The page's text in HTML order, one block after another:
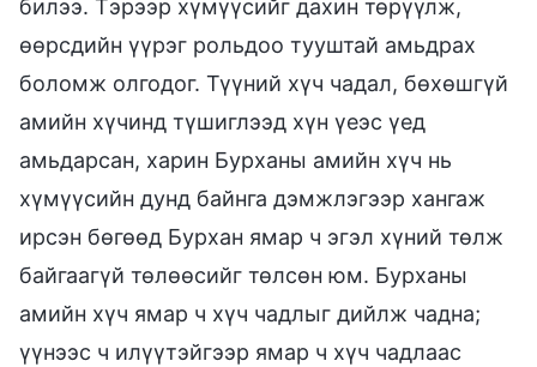
билээ. Тэрээр хүмүүсийг дахин төрүүлж,
өөрсдийн үүрэг рольдоо тууштай амьдрах
боломж олгодог. Түүний хүч чадал, бөхөшгүй
амийн хүчинд түшиглээд хүн үеэс үед
амьдарсан, харин Бурханы амийн хүч нь
хүмүүсийн дунд байнга дэмжлэгээр хангаж
ирсэн бөгөөд Бурхан ямар ч эгэл хүний төлж
байгаагүй төлөөсийг төлсөн юм. Бурханы
амийн хүч ямар ч хүч чадлыг дийлж чадна;
үүнээс ч илүүтэйгээр ямар ч хүч чадлаас